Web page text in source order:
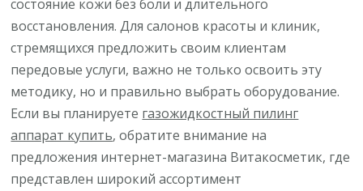
состояние кожи без боли и длительного
восстановления. Для салонов красоты и клиник,
стремящихся предложить своим клиентам
передовые услуги, важно не только освоить эту
методику, но и правильно выбрать оборудование.
Если вы планируете газожидкостный пилинг
аппарат купить, обратите внимание на
предложения интернет-магазина Витакосметик, где
представлен широкий ассортимент